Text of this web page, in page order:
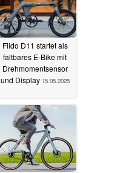
Fiido D11 startet als
faltbares E-Bike mit
Drehmomentsensor
und Display 15.05.2025